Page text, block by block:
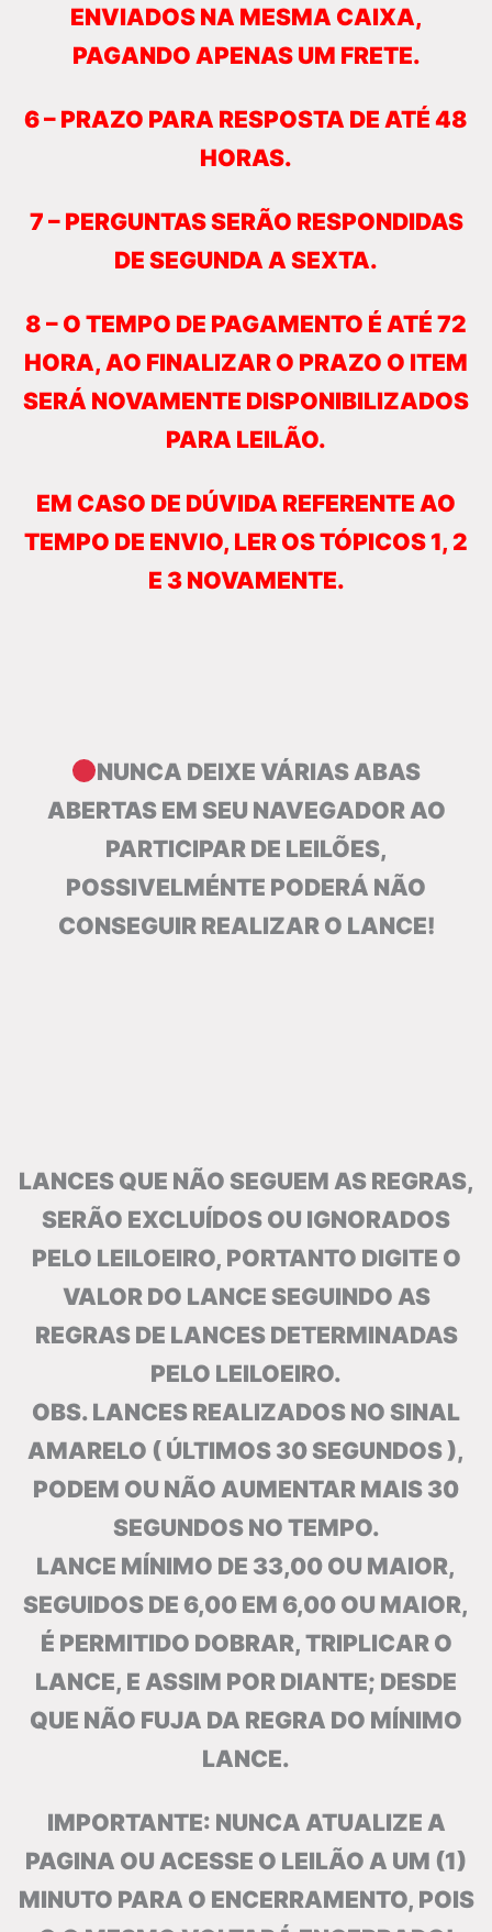
ENVIADOS NA MESMA CAIXA,
PAGANDO APENAS UM FRETE.
6 – PRAZO PARA RESPOSTA DE ATÉ 48
HORAS.
7 – PERGUNTAS SERÃO RESPONDIDAS
DE SEGUNDA A SEXTA.
8 – O TEMPO DE PAGAMENTO É ATÉ 72
HORA, AO FINALIZAR O PRAZO O ITEM
SERÁ NOVAMENTE DISPONIBILIZADOS
PARA LEILÃO.
EM CASO DE DÚVIDA REFERENTE AO
TEMPO DE ENVIO, LER OS TÓPICOS 1, 2
E 3 NOVAMENTE.
NUNCA DEIXE VÁRIAS ABAS
ABERTAS EM SEU NAVEGADOR AO
PARTICIPAR DE LEILÕES,
POSSIVELMÉNTE PODERÁ NÃO
CONSEGUIR REALIZAR O LANCE!
LANCES QUE NÃO SEGUEM AS REGRAS,
SERÃO EXCLUÍDOS OU IGNORADOS
PELO LEILOEIRO, PORTANTO DIGITE O
VALOR DO LANCE SEGUINDO AS
REGRAS DE LANCES DETERMINADAS
PELO LEILOEIRO.
OBS. LANCES REALIZADOS NO SINAL
AMARELO ( ÚLTIMOS 30 SEGUNDOS ),
PODEM OU NÃO AUMENTAR MAIS 30
SEGUNDOS NO TEMPO.
LANCE MÍNIMO DE 33,00 OU MAIOR,
SEGUIDOS DE 6,00 EM 6,00 OU MAIOR,
É PERMITIDO DOBRAR, TRIPLICAR O
LANCE, E ASSIM POR DIANTE; DESDE
QUE NÃO FUJA DA REGRA DO MÍNIMO
LANCE.
IMPORTANTE: NUNCA ATUALIZE A
PAGINA OU ACESSE O LEILÃO A UM (1)
MINUTO PARA O ENCERRAMENTO, POIS